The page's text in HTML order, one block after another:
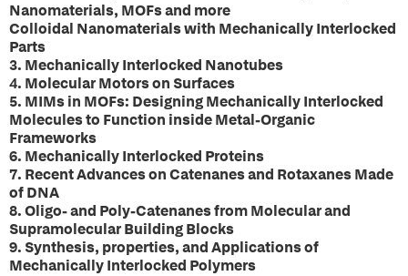
Nanomaterials, MOFs and more
Colloidal Nanomaterials with Mechanically Interlocked
Parts
3. Mechanically Interlocked Nanotubes
4. Molecular Motors on Surfaces
5. MIMs in MOFs: Designing Mechanically Interlocked
Molecules to Function inside Metal-Organic
Frameworks
6. Mechanically Interlocked Proteins
7. Recent Advances on Catenanes and Rotaxanes Made
of DNA
8. Oligo- and Poly-Catenanes from Molecular and
Supramolecular Building Blocks
9. Synthesis, properties, and Applications of
Mechanically Interlocked Polymers